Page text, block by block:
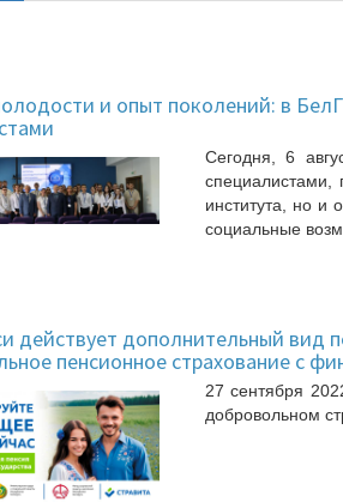
и опыт поколений: в
Сегодня, 6
специалистами,
института, но и
социальные
действует дополнительный вид
пенсионное страхование с
27 сентября
добровольном